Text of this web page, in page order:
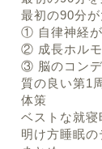
最初の90分
① 自律神経
② 成長ホルモ
③ 脳のコンデ
質の良い第1
体策
ベストな就寝
明け方睡眠の